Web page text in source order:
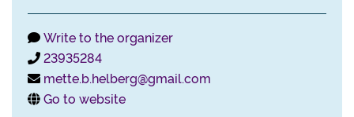
Write to the organizer
23935284
mette.b.helberg@gmail.com
Go to website